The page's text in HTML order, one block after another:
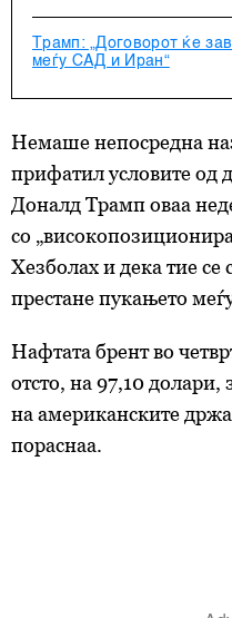
Трамп: „Договорот ќе
меѓу САД и Иран“
Немаше непосредна
прифатил условите од
Доналд Трамп оваа
со
Хезболах и дека тие се
престане пукањето
Нафтата брентво
отсто, на 97,10 долари,
на американските
пораснаа.